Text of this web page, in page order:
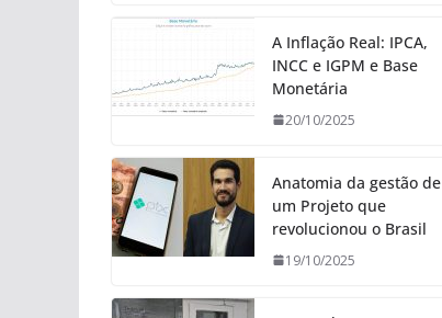
A Inflação Real: IPCA,
INCC e IGPM e Base
Monetária
20/10/2025
Anatomia da gestão de
um Projeto que
revolucionou o Brasil
19/10/2025